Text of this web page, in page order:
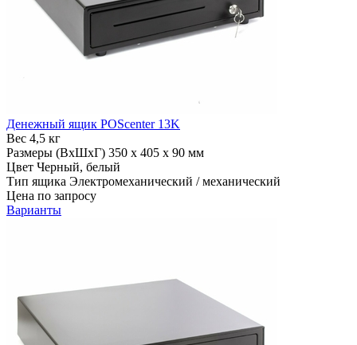
Денежный ящик POScenter 13K
Вес 4,5 кг
Размеры (ВхШхГ) 350 x 405 x 90 мм
Цвет Черный, белый
Тип ящика Электромеханический / механический
Цена по запросу
Варианты